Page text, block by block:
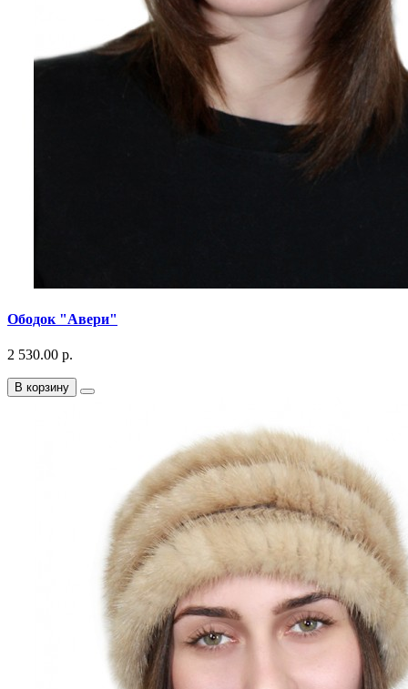
Ободок "Авери"
2 530.00 р.
В корзину